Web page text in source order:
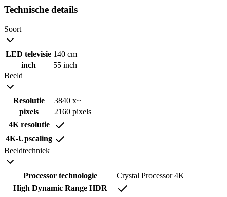
Technische details
Soort
LED televisie 140 cm
inch
55 inch
Beeld
Resolutie
3840 x~
pixels
2160 pixels
4K resolutie
4K-Upscaling
Beeldtechniek
Processor technologie
Crystal Processor 4K
High Dynamic Range HDR